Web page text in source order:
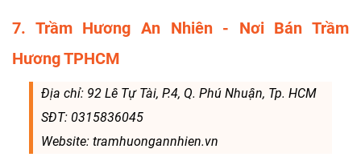
7. Trầm Hương An Nhiên - Nơi Bán Trầm
Hương TPHCM
Địa chỉ: 92 Lê Tự Tài, P.4, Q. Phú Nhuận, Tp. HCM
SĐT: 0315836045
Website: tramhuongannhien.vn